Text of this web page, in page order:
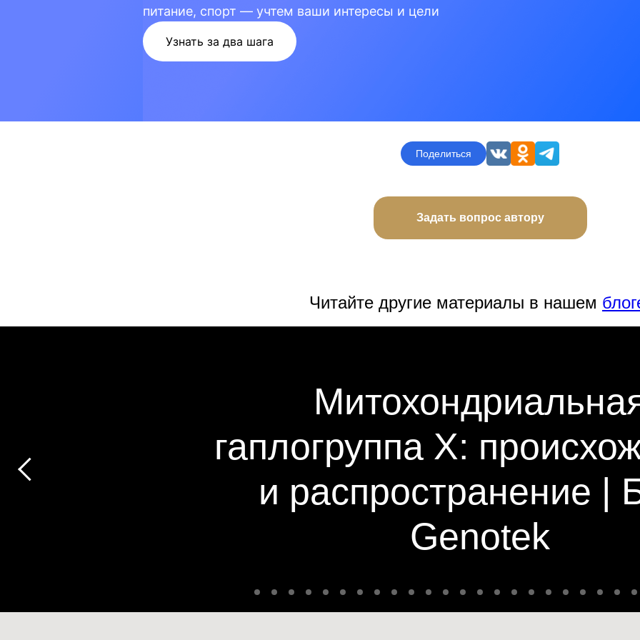
питание, спорт — учтем ваши интересы и цели
Узнать за два шага
Поделиться
Задать вопрос автору
Читайте другие материалы в нашем
гаплогруппа X:
и распространение |
Genotek